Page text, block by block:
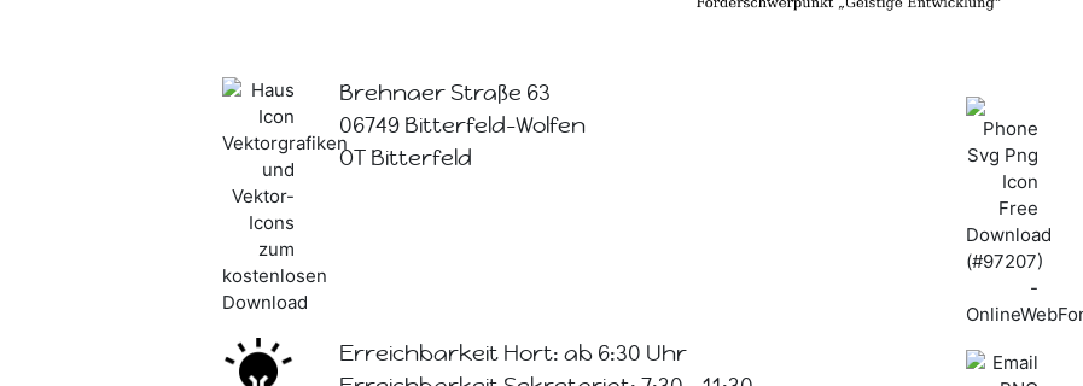
Brehnaer Straße 63
06749 Bitterfeld-Wolfen
OT Bitterfeld
Erreichbarkeit Hort: ab 6:30 Uhr